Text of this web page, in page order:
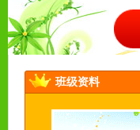
班级资料